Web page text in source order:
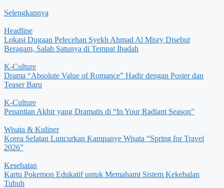
Selengkapnya
Headline
Lokasi Dugaan Pelecehan Syekh Ahmad Al Misry Disebut
Beragam, Salah Satunya di Tempat Ibadah
K-Culture
Drama “Absolute Value of Romance” Hadir dengan Poster dan
Teaser Baru
K-Culture
Penantian Akhir yang Dramatis di “In Your Radiant Season”
Wisata & Kuliner
Korea Selatan Luncurkan Kampanye Wisata “Spring for Travel
2026”
Kesehatan
Kartu Pokemon Edukatif untuk Memahami Sistem Kekebalan
Tubuh